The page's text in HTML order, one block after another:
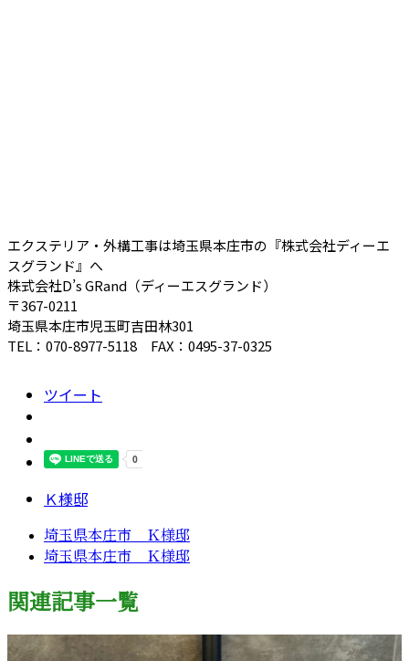
エクステリア・外構工事は埼玉県本庄市の『株式会社ディーエ
スグランド』へ
株式会社D’s GRand（ディーエスグランド）
〒367-0211
埼玉県本庄市児玉町吉田林301
TEL：070-8977-5118 FAX：0495-37-0325
ツイート
Ｋ様邸
埼玉県本庄市 Ｋ様邸
埼玉県本庄市 Ｋ様邸
関連記事一覧